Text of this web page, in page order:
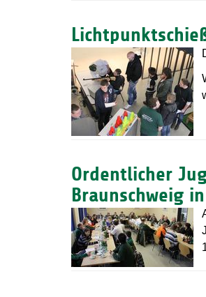
Ordentlicher
Braunschweig